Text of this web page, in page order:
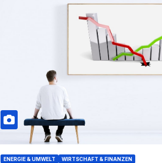
ENERGIE & UMWELT WIRTSCHAFT & FINANZEN